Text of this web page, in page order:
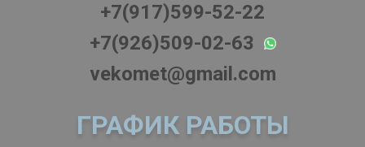
+7(917)599-52-22
+7(926)509-02-63
vekomet@gmail.com
ГРАФИК РАБОТЫ